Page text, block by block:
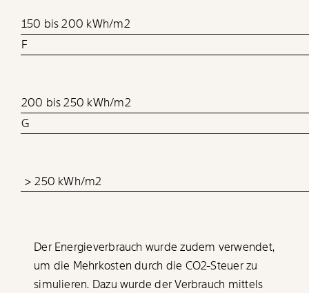
150 bis 200 kWh/m2
F
200 bis 250 kWh/m2
G
> 250 kWh/m2
Der Energieverbrauch wurde zudem verwendet,
um die Mehrkosten durch die CO2-Steuerzu
simulieren. Dazu wurde der Verbrauch mittels